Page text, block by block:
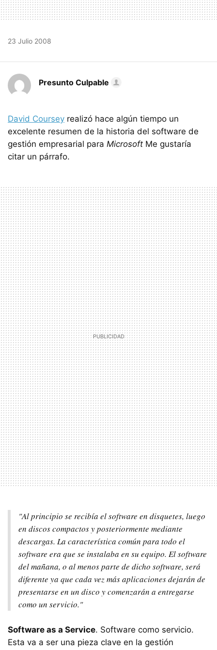
23 Julio 2008
Presunto Culpable
David Coursey realizó hace algún tiempo un
excelente resumen de la historia del software de
gestión empresarial para Microsoft Me gustaría
citar un párrafo.
"Al principio se recibía el software en disquetes, luego
en discos compactos y posteriormente mediante
descargas. La característica común para todo el
software era que se instalaba en su equipo. El software
del mañana, o al menos parte de dicho software, será
diferente ya que cada vez más aplicaciones dejarán de
presentarse en un disco y comenzarán a entregarse
como un servicio."
Software as a Service. Software como servicio.
Esta va a ser una pieza clave en la gestión